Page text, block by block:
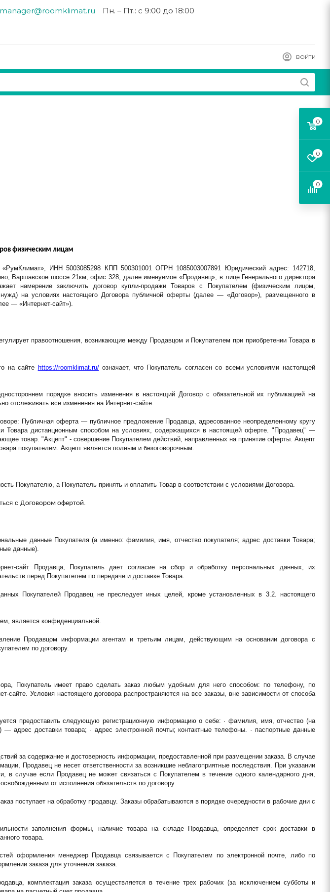
manager@roomklimat.ru Пн. – Пт.: с 9:00 до 18:00
ВОЙТИ
физическим лицам
«РумКлимат», ИНН 5003085298 КПП 500301001 ОГРН 1085003007891 Юридический адрес: 142718,
Варшавское шоссе 21км, офис 328, далее именуемое «Продавец», в лице Генерального директора
намерение заключить договор купли-продажи Товаров с Покупателем (физическим лицом,
на условиях настоящего Договора публичной оферты (далее — «Договор»), размещенного в
— «Интернет-сайт»).
правоотношения, возникающие между Продавцом и Покупателем при приобретении Товара в
на сайте https://roomklimat.ru/ означает, что Покупатель согласен со всеми условиями настоящей
порядке вносить изменения в настоящий Договор с обязательной их публикацией на
отслеживать все изменения на Интернет-сайте.
Публичная оферта — публичное предложение Продавца, адресованное неопределенному кругу
Товара дистанционным способом на условиях, содержащихся в настоящей оферте. "Продавец" —
товар. "Акцепт" - совершение Покупателем действий, направленных на принятие оферты. Акцепт
покупателем. Акцепт является полным и безоговорочным.
Покупателю, а Покупатель принять и оплатить Товар в соответствии с условиями Договора.
с Договором офертой
данные Покупателя (а именно: фамилия, имя, отчество покупателя; адрес доставки Товара;
данные).
сайт Продавца, Покупатель дает согласие на сбор и обработку персональных данных, их
перед Покупателем по передаче и доставке Товара.
Покупателей Продавец не преследует иных целей, кроме установленных в 3.2. настоящего
является конфиденциальной.
Продавцом информации агентам и третьим лицам, действующим на основании договора с
по договору.
Покупатель имеет право сделать заказ любым удобным для него способом: по телефону, по
сайте. Условия настоящего договора распространяются на все заказы, вне зависимости от способа
предоставить следующую регистрационную информацию о себе: · фамилия, имя, отчество (на
адрес доставки товара; · адрес электронной почты; контактные телефоны. · паспортные данные
за содержание и достоверность информации, предоставленной при размещении заказа. В случае
Продавец не несет ответственности за возникшие неблагоприятные последствия. При указании
в случае если Продавец не может связаться с Покупателем в течение одного календарного дня,
от исполнения обязательств по договору.
поступает на обработку продавцу. Заказы обрабатываются в порядке очередности в рабочие дни с
заполнения формы, наличие товара на складе Продавца, определяет срок доставки в
товара.
оформления менеджер Продавца связывается с Покупателем по электронной почте, либо по
заказа для уточнения заказа.
комплектация заказа осуществляется в течение трех рабочих (за исключением субботы и
0
0
0